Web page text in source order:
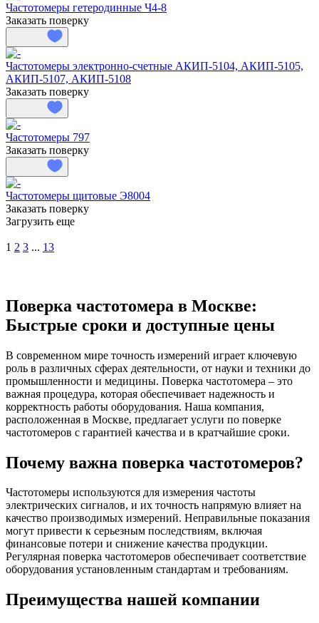
Частотомеры гетеродинные Ч4-8
Заказать поверку
Частотомеры электронно-счетные АКИП-5104, АКИП-5105,
АКИП-5107, АКИП-5108
Заказать поверку
Частотомеры 797
Заказать поверку
Частотомеры щитовые Э8004
Заказать поверку
Загрузить еще
1 2 3 ... 13
Поверка частотомера в Москве:
Быстрые сроки и доступные цены
В современном мире точность измерений играет ключевую
роль в различных сферах деятельности, от науки и техники до
промышленности и медицины. Поверка частотомера – это
важная процедура, которая обеспечивает надежность и
корректность работы оборудования. Наша компания,
расположенная в Москве, предлагает услуги по поверке
частотомеров с гарантией качества и в кратчайшие сроки.
Почему важна поверка частотомеров?
Частотомеры используются для измерения частоты
электрических сигналов, и их точность напрямую влияет на
качество производимых измерений. Неправильные показания
могут привести к серьезным последствиям, включая
финансовые потери и снижение качества продукции.
Регулярная поверка частотомеров обеспечивает соответствие
оборудования установленным стандартам и требованиям.
Преимущества нашей компании